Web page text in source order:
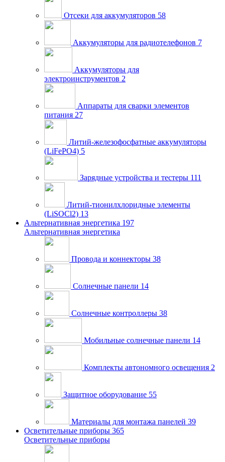
Отсеки для аккумуляторов 58
Аккумуляторы для радиотелефонов 7
Аккумуляторы для
электроинструментов 2
Аппараты для сварки элементов
питания 27
Литий-железофосфатные аккумуляторы
(LiFePO4) 5
Зарядные устройства и тестеры 111
Литий-тионилхлоридные элементы
(LiSOCl2) 13
Альтернативная энергетика 197
Альтернативная энергетика
Провода и коннекторы 38
Солнечные панели 14
Солнечные контроллеры 38
Мобильные солнечные панели 14
Комплекты автономного освещения 2
Защитное оборудование 55
Материалы для монтажа панелей 39
Осветительные приборы 365
Осветительные приборы